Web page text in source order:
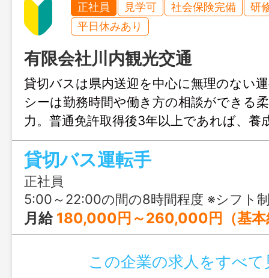
正社員 見学可 社会保険完備
研
平日休みあり
有限会社川内観光交通
貸切バスは県内送迎を中心に無理のない
シーは勤務時間や働き方の相談ができる
力。普通免許取得後3年以上であれば、養
て二種免許や大型二種免許の取得を目指
から地域に貢献できる仕事に挑戦できま
貸切バス運転手
正社員
5:00～22:00の間の8時間程度 ※シフト制（予約状況により時間帯の変動あり）
月給 180,000円～260,000円（基本
この企業の求人をすべて